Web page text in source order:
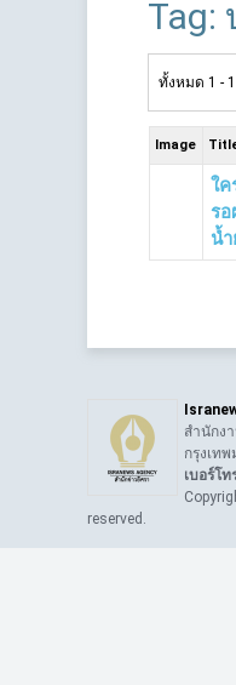
Tag:
ทั้งหมด 1 - 1
Image
ใค
รอ
น้
สำนักง
กรุงเท
เบอร์โ
reserved.